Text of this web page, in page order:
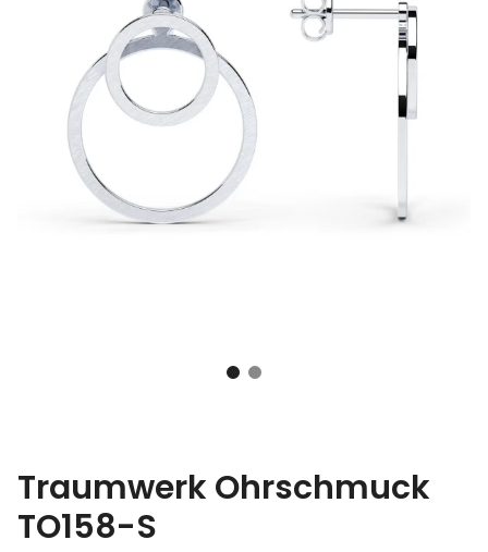
Traumwerk Ohrschmuck
TO158-S